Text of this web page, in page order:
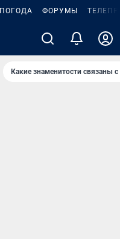
ПОГОДА ФОРУМЫ
Какие знаменитости связаны